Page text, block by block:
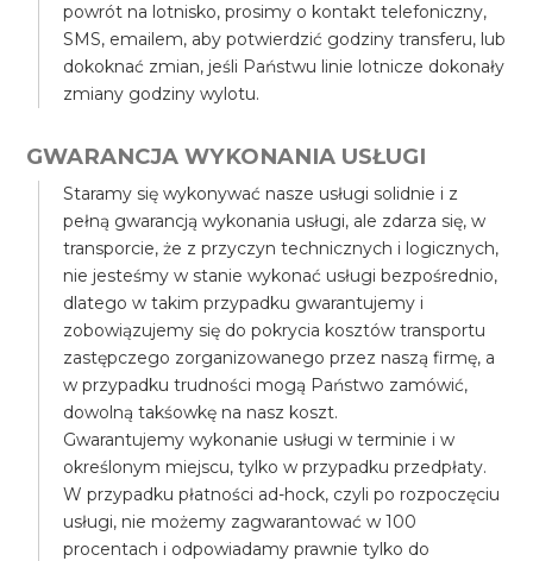
powrót na lotnisko, prosimy o kontakt telefoniczny,
SMS, emailem, aby potwierdzić godziny transferu, lub
dokoknać zmian, jeśli Państwu linie lotnicze dokonały
zmiany godziny wylotu.
GWARANCJA WYKONANIA USŁUGI
Staramy się wykonywać nasze usługi solidnie i z
pełną gwarancją wykonania usługi, ale zdarza się, w
transporcie, że z przyczyn technicznych i logicznych,
nie jesteśmy w stanie wykonać usługi bezpośrednio,
dlatego w takim przypadku gwarantujemy i
zobowiązujemy się do pokrycia kosztów transportu
zastępczego zorganizowanego przez naszą firmę, a
w przypadku trudności mogą Państwo zamówić,
dowolną takśowkę na nasz koszt.
Gwarantujemy wykonanie usługi w terminie i w
określonym miejscu, tylko w przypadku przedpłaty.
W przypadku płatności ad-hock, czyli po rozpoczęciu
usługi, nie możemy zagwarantować w 100
procentach i odpowiadamy prawnie tylko do